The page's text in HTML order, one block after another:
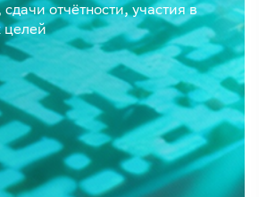
отчётности, участия в
целей